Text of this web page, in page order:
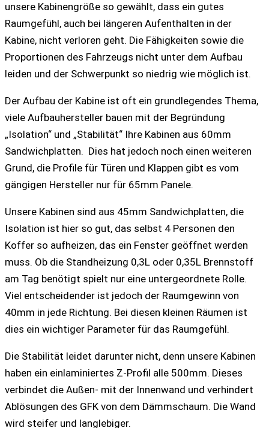
unsere Kabinengröße so gewählt, dass ein gutes
Raumgefühl, auch bei längeren Aufenthalten in der
Kabine, nicht verloren geht. Die Fähigkeiten sowie die
Proportionen des Fahrzeugs nicht unter dem Aufbau
leiden und der Schwerpunkt so niedrig wie möglich ist.
Der Aufbau der Kabine ist oft ein grundlegendes Thema,
viele Aufbauhersteller bauen mit der Begründung
„Isolation“ und „Stabilität“ Ihre Kabinen aus 60mm
Sandwichplatten. Dies hat jedoch noch einen weiteren
Grund, die Profile für Türen und Klappen gibt es vom
gängigen Hersteller nur für 65mm Panele.
Unsere Kabinen sind aus 45mm Sandwichplatten, die
Isolation ist hier so gut, das selbst 4 Personen den
Koffer so aufheizen, das ein Fenster geöffnet werden
muss. Ob die Standheizung 0,3L oder 0,35L Brennstoff
am Tag benötigt spielt nur eine untergeordnete Rolle.
Viel entscheidender ist jedoch der Raumgewinn von
40mm in jede Richtung. Bei diesen kleinen Räumen ist
dies ein wichtiger Parameter für das Raumgefühl.
Die Stabilität leidet darunter nicht, denn unsere Kabinen
haben ein einlaminiertes Z-Profil alle 500mm. Dieses
verbindet die Außen- mit der Innenwand und verhindert
Ablösungen des GFK von dem Dämmschaum. Die Wand
wird steifer und langlebiger.